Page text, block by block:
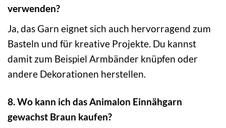
verwenden?
Ja, das Garn eignet sich auch hervorragend zum
Basteln und für kreative Projekte. Du kannst
damit zum Beispiel Armbänder knüpfen oder
andere Dekorationen herstellen.
8. Wo kann ich das Animalon Einnähgarn
gewachst Braun kaufen?